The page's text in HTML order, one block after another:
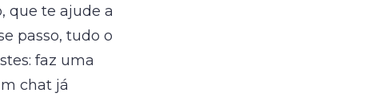
que te ajude a
passo, tudo o
faz uma
chat já